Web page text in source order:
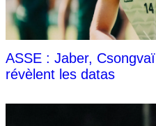
ASSE : Jaber,
révèlent les datas